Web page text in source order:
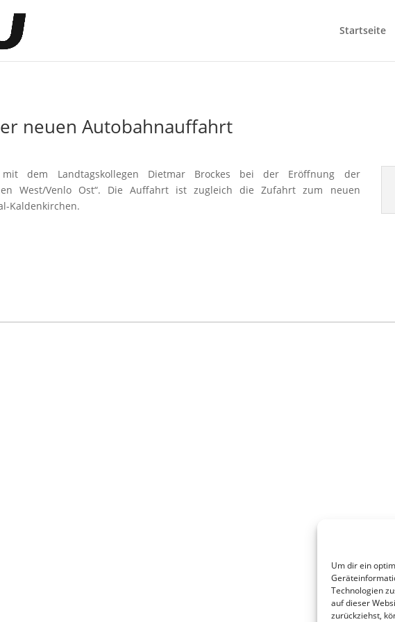
Um dir ein
Technologien
auf dieser
zurückziehst,
Startseite
neuen Autobahnauffahrt
dem Landtagskollegen Dietmar Brockes bei der Eröffnung der
West/Venlo Ost“. Die Auffahrt ist zugleich die Zufahrt zum neuen
Kaldenkirchen.